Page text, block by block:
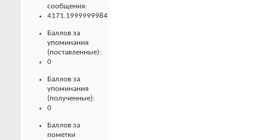
сообщения:
4171.1999999984
Баллов за
упоминания
(поставленные):
0
Баллов за
упоминания
(полученные):
0
Баллов за
пометки